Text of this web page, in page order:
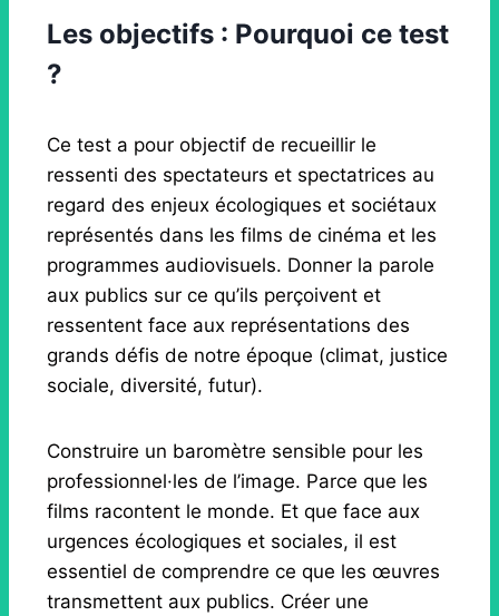
Les objectifs : Pourquoi ce test
?
Ce test a pour objectif de recueillir le
ressenti des spectateurs et spectatrices au
regard des enjeux écologiques et sociétaux
représentés dans les films de cinéma et les
programmes audiovisuels. Donner la parole
aux publics sur ce qu’ils perçoivent et
ressentent face aux représentations des
grands défis de notre époque (climat, justice
sociale, diversité, futur).
Construire un baromètre sensible pour les
professionnel·les de l’image. Parce que les
films racontent le monde. Et que face aux
urgences écologiques et sociales, il est
essentiel de comprendre ce que les œuvres
transmettent aux publics. Créer une